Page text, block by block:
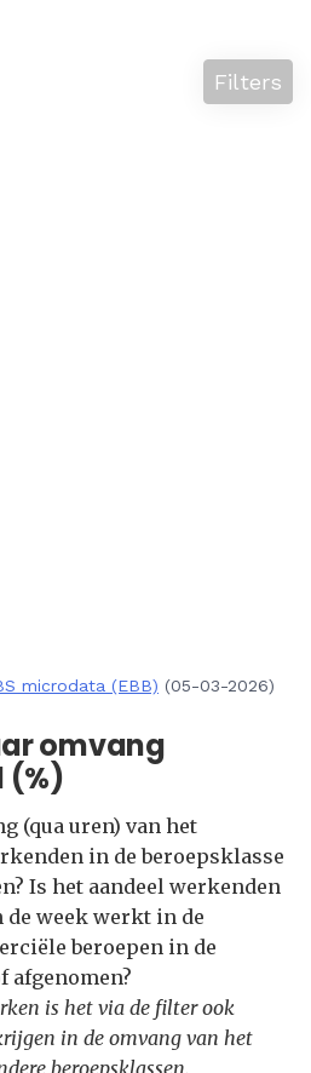
Filters
microdata (EBB) (05-03-2026)
omvang
(%)
(qua uren) van het
in de beroepsklasse
Is het aandeel werkenden
de week werkt in de
beroepen in de
afgenomen?
is het via de filter ook
in de omvang van het
beroepsklassen.